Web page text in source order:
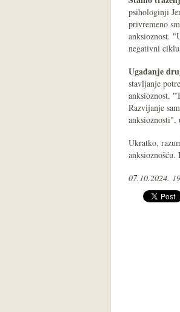
psihologinji
privremeno
anksioznost.
negativni
Ugađanje
stavljanje
anksioznost.
Razvijanje
anksioznosti",
Ukratko,
07.10.2024.